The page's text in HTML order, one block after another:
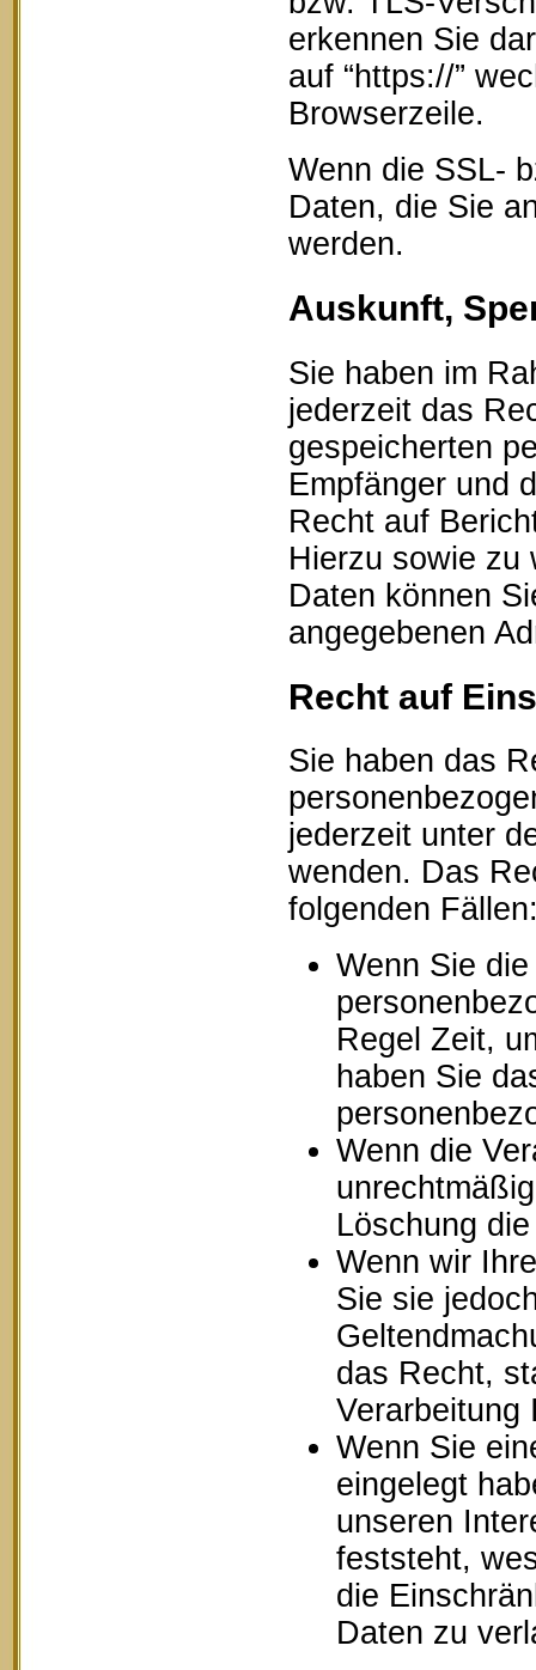
erkennen Sie
auf “https://”
Browserzeile.
Wenn die SSL-
Daten, die Sie
werden.
Auskunft,
Sie haben im
jederzeit das
gespeicherten
Empfänger und
Recht auf
Hierzu sowie zu
Daten können
angegebenen
Recht auf
Sie haben das
jederzeit unter
wenden. Das
folgenden
Wenn Sie
Regel Zeit,
haben Sie
Wenn die
Löschung
Wenn wir
Sie sie
das Recht,
Verarbeitung
Wenn Sie
eingelegt
unseren
feststeht,
die
Daten zu